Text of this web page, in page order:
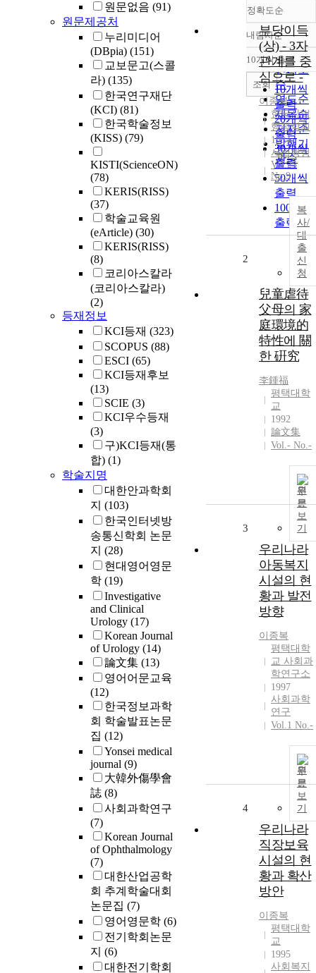
원문없음 (91)
원문제공처
누리미디어
(DBpia) (151)
교보문고(스콜
라) (135)
한국연구재단
(KCI) (81)
한국학술정보
(KISS) (79)
KISTI(ScienceON)
(78)
KERIS(RISS)
(37)
학술교육원
(eArticle) (30)
KERIS(RISS)
(8)
코리아스칼라
(코리아스칼라)
(2)
등재정보
KCI등재 (323)
SCOPUS (88)
ESCI (65)
KCI등재후보
(13)
SCIE (3)
KCI우수등재
(3)
구)KCI등재(통
합) (1)
학술지명
대한안과학회
지 (103)
한국인터넷방
송통신학회 논문
지 (28)
현대영어영문
학 (19)
Investigative
and Clinical
Urology (17)
Korean Journal
of Urology (14)
論文集 (13)
영어어문교육
(12)
한국정보과학
회 학술발표논문
집 (12)
Yonsei medical
journal (9)
大韓外傷學會
誌 (8)
사회과학연구
(7)
Korean Journal
of Ophthalmology
(7)
대한산업공학
회 추계학술대회
논문집 (7)
영어영문학 (6)
전기학회논문
지 (6)
대한전기학회
정확도순
정확도
순
인기도
순
연도순
제목순
저자순
발행기
관순
내림차순
내림차
10개씩 출력
10개씩
출력
20개씩
출력
30개씩
출력
50개씩
출력
100개씩
출력
조회
부당이득
(상) - 3자
관계를 중
심으로 -
이종복
한국사법
행정학회
1984
사법행정
Vol.25
No.9
복
사/
대
출
신
청
2
兒童虐待
父母의 家
庭環境的
特性에 關
한 硏究
李鍾福
평택대학
교
1992
論文集
Vol.- No.-
원
문
보
기
3
우리나라
아동복지
시설의 현
황과 발전
방향
이종복
평택대학
교 사회과
학연구소
1997
사회과학
연구
Vol.1 No.-
원
문
보
기
4
우리나라
직장보육
시설의 현
황과 확산
방안
이종복
평택대학
교
1995
사회복지